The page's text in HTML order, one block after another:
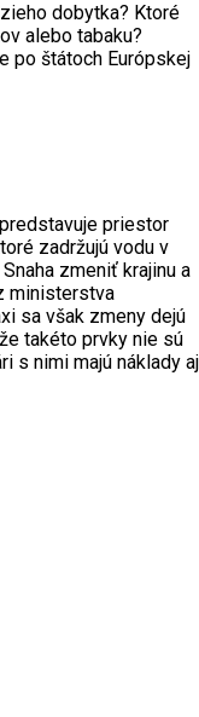
dobytka? Ktoré
alebo tabaku?
po štátoch Európskej
priestor
zadržujú vodu v
zmeniť krajinu a
ministerstva
sa však zmeny dejú
takéto prvky nie sú
s nimi majú náklady aj